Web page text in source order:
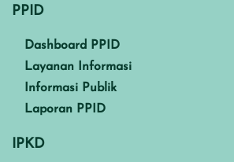
PPID
Dashboard PPID
Layanan Informasi
Informasi Publik
Laporan PPID
IPKD